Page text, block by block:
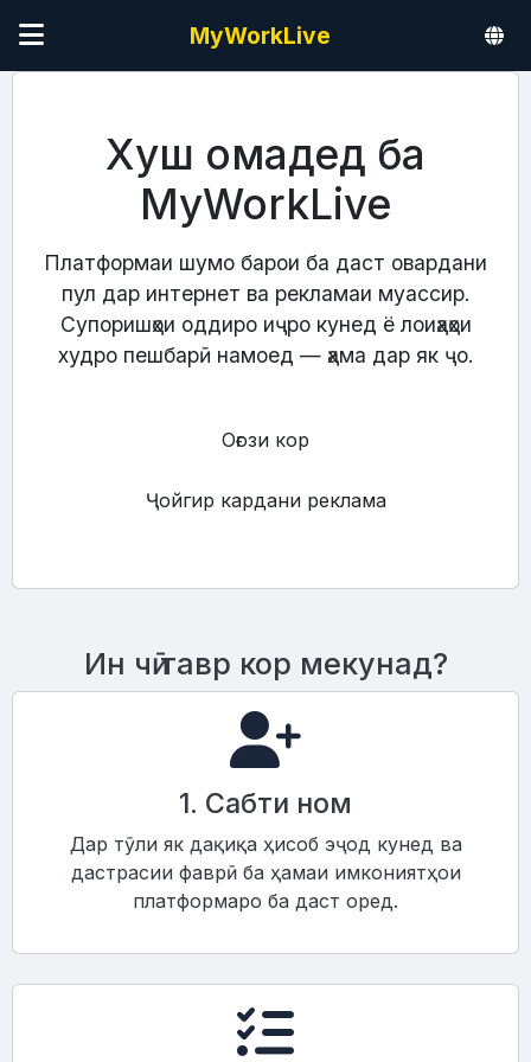
MyWorkLive
Хуш омадед ба
MyWorkLive
Платформаи шумо барои ба даст овардани
пул дар интернет ва рекламаи муассир.
Супоришҳои оддиро иҷро кунед ё лоиҳаҳои
худро пешбарӣ намоед — ҳама дар як ҷо.
Оғози кор
Ҷойгир кардани реклама
Ин чӣ тавр кор мекунад?
1. Сабти ном
Дар тӯли як дақиқа ҳисоб эҷод кунед ва
дастрасии фаврӣ ба ҳамаи имкониятҳои
платформаро ба даст оред.